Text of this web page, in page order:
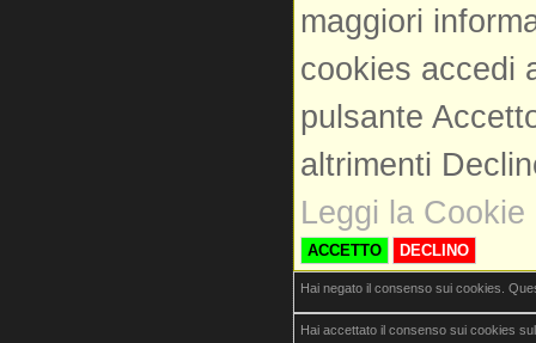
maggiori
cookies accedi
pulsante
altrimenti
Leggi la Cookie
ACCETTO DECLINO
Hai negato il consenso sui cookies.
Hai accettato il consenso sui cookies